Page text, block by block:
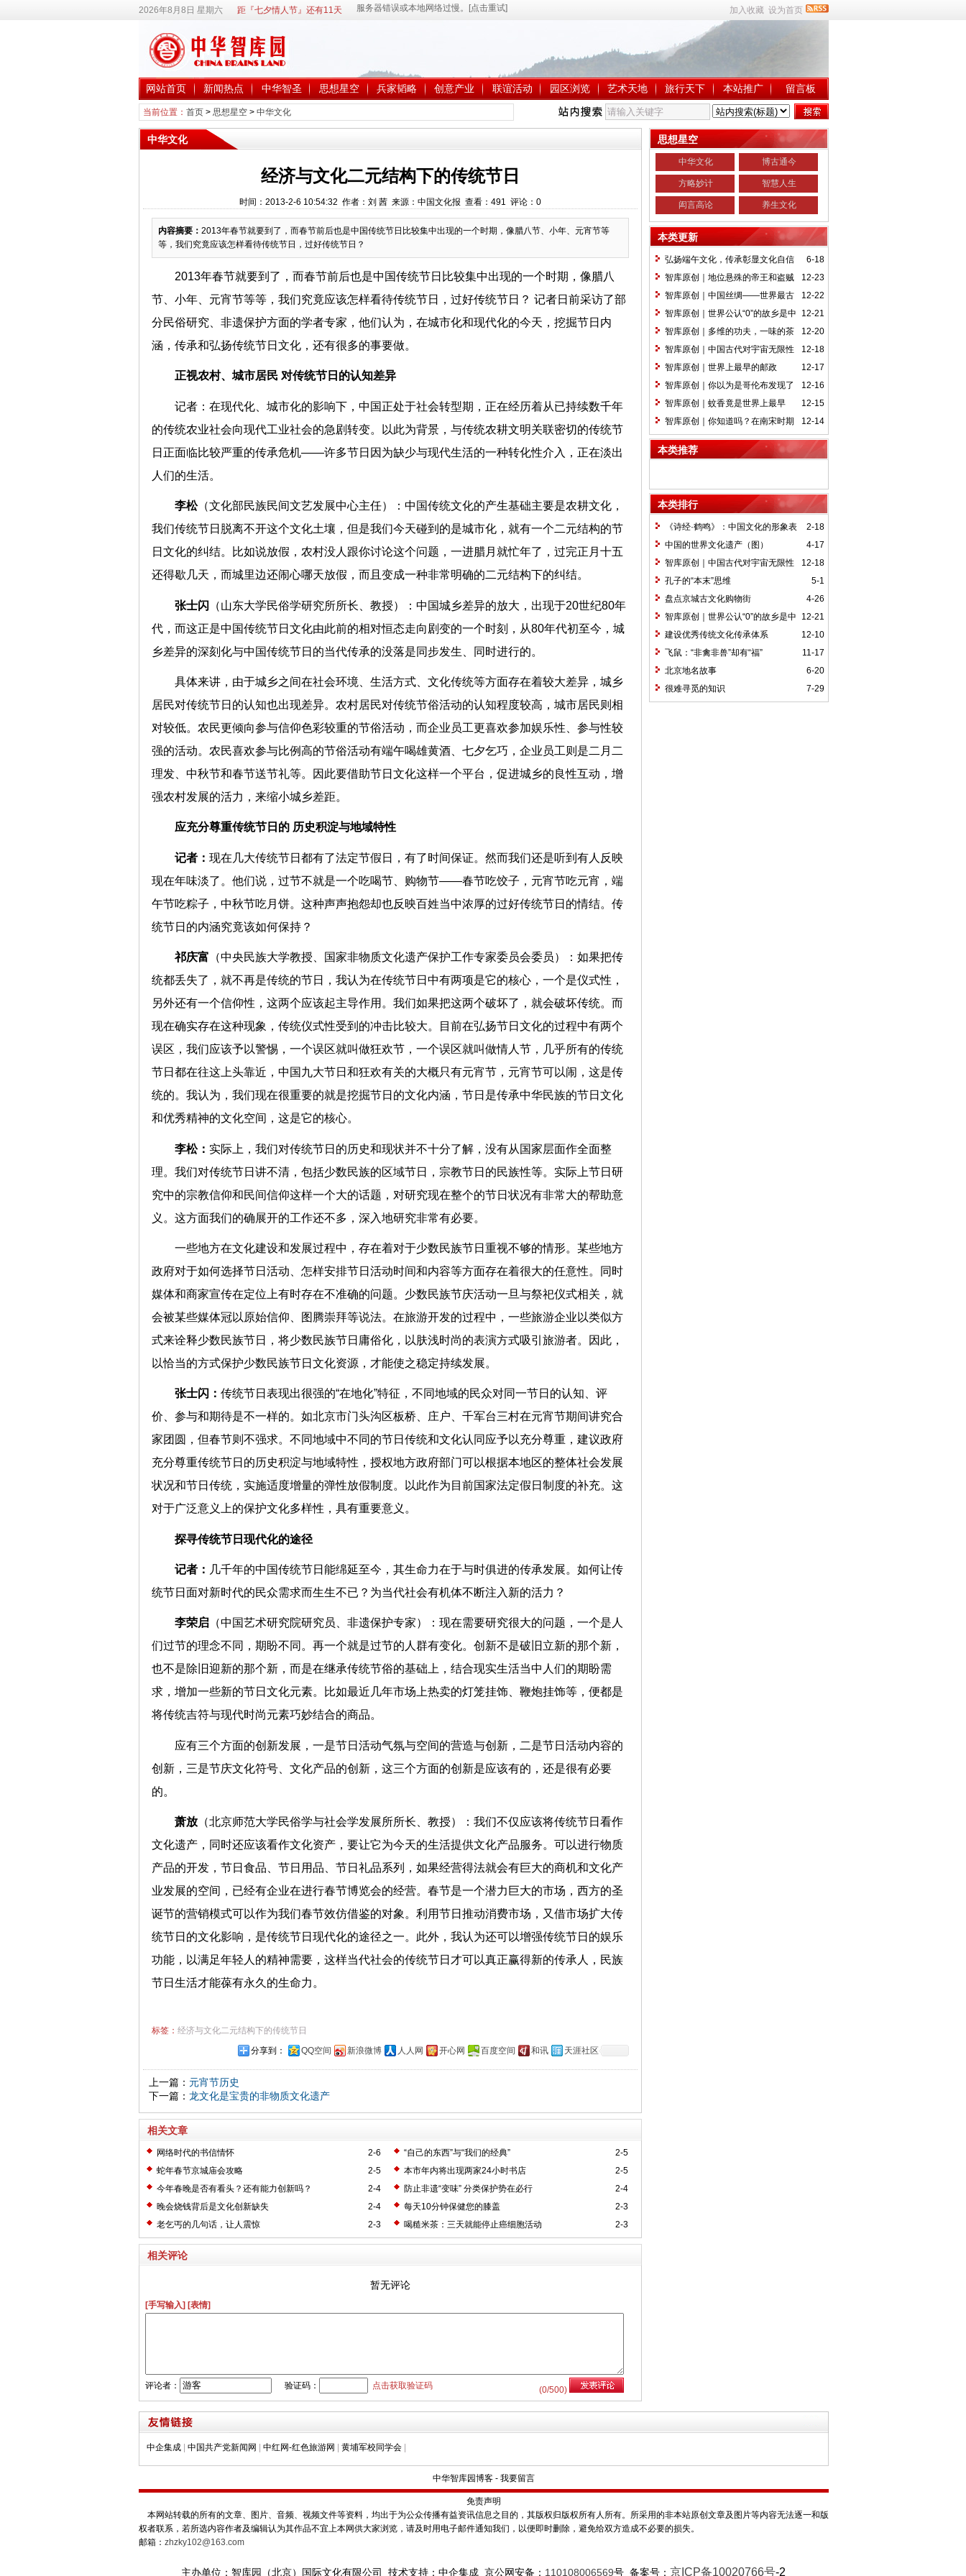
2026年8月8日 星期六 距『七夕情人节』还有11天 加入收藏 设为首页
网站首页 新闻热点 中华智圣 思想星空 兵家韬略 创意产业 联谊活动 园区浏览 艺术天地 旅行天下 本站推广 留言板
当前位置： 首页> 思想星空> 中华文化
中华文化
经济与文化二元结构下的传统节日
时间：2013-2-6 10:54:32 作者：刘 茜 来源：中国文化报 查看： 491 评论： 0
内容摘要： 2013年春节就要到了，而春节前后也是中国传统节日比较集中出现的一个时期，像腊八节、小年、元宵节等
等，我们究竟应该怎样看待传统节日，过好传统节日？
2013年春节就要到了，而春节前后也是中国传统节日比较集中出现的一个时期，像腊八
节、小年、元宵节等等，我们究竟应该怎样看待传统节日，过好传统节日？ 记者日前采访了部
分民俗研究、非遗保护方面的学者专家，他们认为，在城市化和现代化的今天，挖掘节日内
涵，传承和弘扬传统节日文化，还有很多的事要做。
正视农村、城市居民 对传统节日的认知差异
记者：在现代化、城市化的影响下，中国正处于社会转型期，正在经历着从已持续数千年
的传统农业社会向现代工业社会的急剧转变。以此为背景，与传统农耕文明关联密切的传统节
日正面临比较严重的传承危机——许多节日因为缺少与现代生活的一种转化性介入，正在淡出
人们的生活。
李松（文化部民族民间文艺发展中心主任）：中国传统文化的产生基础主要是农耕文化，
我们传统节日脱离不开这个文化土壤，但是我们今天碰到的是城市化，就有一个二元结构的节
日文化的纠结。比如说放假，农村没人跟你讨论这个问题，一进腊月就忙年了，过完正月十五
还得歇几天，而城里边还闹心哪天放假，而且变成一种非常明确的二元结构下的纠结。
张士闪 （山东大学民俗学研究所所长、教授）：中国城乡差异的放大，出现于20世纪80年
代，而这正是中国传统节日文化由此前的相对恒态走向剧变的一个时刻，从80年代初至今，城
乡差异的深刻化与中国传统节日的当代传承的没落是同步发生、同时进行的。
具体来讲，由于城乡之间在社会环境、生活方式、文化传统等方面存在着较大差异，城乡
居民对传统节日的认知也出现差异。农村居民对传统节俗活动的认知程度较高，城市居民则相
对较低。农民更倾向参与信仰色彩较重的节俗活动，而企业员工更喜欢参加娱乐性、参与性较
强的活动。农民喜欢参与比例高的节俗活动有端午喝雄黄酒、七夕乞巧，企业员工则是二月二
理发、中秋节和春节送节礼等。因此要借助节日文化这样一个平台，促进城乡的良性互动，增
强农村发展的活力，来缩小城乡差距。
应充分尊重传统节日的 历史积淀与地域特性
记者： 现在几大传统节日都有了法定节假日，有了时间保证。然而我们还是听到有人反映
现在年味淡了。他们说，过节不就是一个吃喝节、购物节——春节吃饺子，元宵节吃元宵，端
午节吃粽子，中秋节吃月饼。这种声声抱怨却也反映百姓当中浓厚的过好传统节日的情结。传
统节日的内涵究竟该如何保持？
祁庆富 （中央民族大学教授、国家非物质文化遗产保护工作专家委员会委员）：如果把传
统都丢失了，就不再是传统的节日，我认为在传统节日中有两项是它的核心，一个是仪式性，
另外还有一个信仰性，这两个应该起主导作用。我们如果把这两个破坏了，就会破坏传统。而
现在确实存在这种现象，传统仪式性受到的冲击比较大。目前在弘扬节日文化的过程中有两个
误区，我们应该予以警惕，一个误区就叫做狂欢节，一个误区就叫做情人节，几乎所有的传统
节日都在往这上头靠近，中国九大节日和狂欢有关的大概只有元宵节，元宵节可以闹，这是传
统的。我认为，我们现在很重要的就是挖掘节日的文化内涵，节日是传承中华民族的节日文化
和优秀精神的文化空间，这是它的核心。
李松： 实际上，我们对传统节日的历史和现状并不十分了解，没有从国家层面作全面整
理。我们对传统节日讲不清，包括少数民族的区域节日，宗教节日的民族性等。实际上节日研
究中的宗教信仰和民间信仰这样一个大的话题，对研究现在整个的节日状况有非常大的帮助意
义。这方面我们的确展开的工作还不多，深入地研究非常有必要。
一些地方在文化建设和发展过程中，存在着对于少数民族节日重视不够的情形。某些地方
政府对于如何选择节日活动、怎样安排节日活动时间和内容等方面存在着很大的任意性。同时
媒体和商家宣传在定位上有时存在不准确的问题。少数民族节庆活动一旦与祭祀仪式相关，就
会被某些媒体冠以原始信仰、图腾崇拜等说法。在旅游开发的过程中，一些旅游企业以类似方
式来诠释少数民族节日，将少数民族节日庸俗化，以肤浅时尚的表演方式吸引旅游者。因此，
以恰当的方式保护少数民族节日文化资源，才能使之稳定持续发展。
张士闪： 传统节日表现出很强的“在地化”特征，不同地域的民众对同一节日的认知、评
价、参与和期待是不一样的。如北京市门头沟区板桥、庄户、千军台三村在元宵节期间讲究合
家团圆，但春节则不强求。不同地域中不同的节日传统和文化认同应予以充分尊重，建议政府
充分尊重传统节日的历史积淀与地域特性，授权地方政府部门可以根据本地区的整体社会发展
状况和节日传统，实施适度增量的弹性放假制度。以此作为目前国家法定假日制度的补充。这
对于广泛意义上的保护文化多样性，具有重要意义。
探寻传统节日现代化的途径
记者： 几千年的中国传统节日能绵延至今，其生命力在于与时俱进的传承发展。如何让传
统节日面对新时代的民众需求而生生不已？为当代社会有机体不断注入新的活力？
李荣启（中国艺术研究院研究员、非遗保护专家）：现在需要研究很大的问题，一个是人
们过节的理念不同，期盼不同。再一个就是过节的人群有变化。创新不是破旧立新的那个新，
也不是除旧迎新的那个新，而是在继承传统节俗的基础上，结合现实生活当中人们的期盼需
求，增加一些新的节日文化元素。比如最近几年市场上热卖的灯笼挂饰、鞭炮挂饰等，便都是
将传统吉符与现代时尚元素巧妙结合的商品。
应有三个方面的创新发展，一是节日活动气氛与空间的营造与创新，二是节日活动内容的
创新，三是节庆文化符号、文化产品的创新，这三个方面的创新是应该有的，还是很有必要
的。
萧放（北京师范大学民俗学与社会学发展所所长、教授）：我们不仅应该将传统节日看作
文化遗产，同时还应该看作文化资产，要让它为今天的生活提供文化产品服务。可以进行物质
产品的开发，节日食品、节日用品、节日礼品系列，如果经营得法就会有巨大的商机和文化产
业发展的空间，已经有企业在进行春节博览会的经营。春节是一个潜力巨大的市场，西方的圣
诞节的营销模式可以作为我们春节效仿借鉴的对象。利用节日推动消费市场，又借市场扩大传
统节日的文化影响，是传统节日现代化的途径之一。此外，我认为还可以增强传统节日的娱乐
功能，以满足年轻人的精神需要，这样当代社会的传统节日才可以真正赢得新的传承人，民族
节日生活才能葆有永久的生命力。
标签： 经济与文化二元结构下的传统节日
分享到：
QQ空间 新浪微博 人人网 开心网 百度空间 和讯 天涯社区
上一篇： 元宵节历史
下一篇： 龙文化是宝贵的非物质文化遗产
相关文章
2-6
网络时代的书信情怀 2-5
“自己的东西”与“我们的经典”
2-5
蛇年春节京城庙会攻略 2-5
本市年内将出现两家24小时书店
2-4
今年春晚是否有看头？还有能力创新吗？ 2-4
防止非遗“变味” 分类保护势在必行
2-4
晚会烧钱背后是文化创新缺失 2-3
每天10分钟保健您的膝盖
2-3
老乞丐的几句话，让人震惊 2-3
喝糙米茶：三天就能停止癌细胞活动
相关评论
暂无评论
[手写输入] [表情]
(0/500)
评论者： 验证码： 点击获取验证码
思想星空
中华文化 博古通今
方略妙计 智慧人生
闳言高论 养生文化
本类更新
6-18
弘扬端午文化，传承彰显文化自信
12-23
智库原创｜地位悬殊的帝王和盗贼
创造了两个世界记录
12-22
智库原创｜中国丝绸——世界最古
老的商品
12-21
智库原创｜世界公认“0”的故乡是中
国
12-20
智库原创｜多维的功夫，一味的茶
心
12-18
智库原创｜中国古代对宇宙无限性
的精辟论述
12-17
智库原创｜世界上最早的邮政
12-16
智库原创｜你以为是哥伦布发现了
新大陆吗？
12-15
智库原创｜蚊香竟是世界上最早
的“化学武器”
12-14
智库原创｜你知道吗？在南宋时期
戴眼镜是一种尊严的象征
本类推荐
本类排行
2-18
《诗经·鹤鸣》：中国文化的形象表
达
4-17
中国的世界文化遗产（图）
12-18
智库原创｜中国古代对宇宙无限性
的精辟论述
5-1
孔子的“本末”思维
4-26
盘点京城古文化购物街
12-21
智库原创｜世界公认“0”的故乡是中
国
12-10
建设优秀传统文化传承体系
11-17
飞鼠：“非禽非兽”却有“福”
6-20
北京地名故事
7-29
很难寻觅的知识
中企集成 | 中国共产党新闻网 | 中红网-红色旅游网 | 黄埔军校同学会 |
中华智库园博客- 我要留言
免责声明
本网站转载的所有的文章、图片、音频、视频文件等资料，均出于为公众传播有益资讯信息之目的，其版权归版权所有人所有。所采用的非本站原创文章及图片等内容无法逐一和版
权者联系，若所选内容作者及编辑认为其作品不宜上本网供大家浏览，请及时用电子邮件通知我们，以便即时删除，避免给双方造成不必要的损失。
邮箱： zhzky102@163.com
主办单位：智库园（北京）国际文化有限公司 技术支持：中企集成 京公网安备： 110108006569号 备案号： 京ICP备10020766号-2